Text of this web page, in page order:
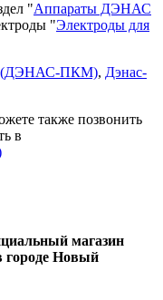
"Аппараты ДЭНАС
"Электроды для
ПКМ), Дэнас-
также позвонить
в
магазин
городе Новый